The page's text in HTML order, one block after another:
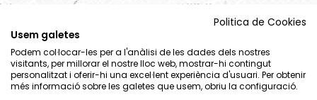
Politica de Cookies
Usem galetes
Podem col·locar-les per a l'anàlisi de les dades dels nostres
visitants, per millorar el nostre lloc web, mostrar-hi contingut
personalitzat i oferir-hi una excel·lent experiència d'usuari. Per obtenir
més informació sobre les galetes que usem, obriu la configuració.